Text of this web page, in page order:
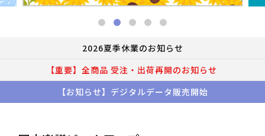
2026夏季休業のお知らせ
【重要】全商品 受注・出荷再開のお知らせ
【お知らせ】デジタルデータ販売開始